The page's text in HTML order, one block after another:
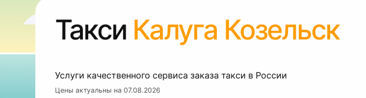
Такси Калуга Козельск
Услуги качественного сервиса заказа такси в России
Цены актуальны на 07.08.2026